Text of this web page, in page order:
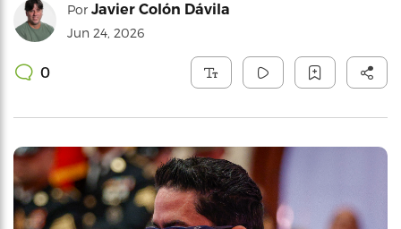
Por Javier Colón Dávila
Jun 24, 2026
0